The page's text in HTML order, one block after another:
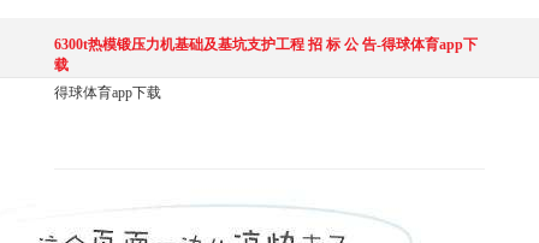
6300t热模锻压力机基础及基坑支护工程 招 标 公 告-得球体育app下
载
得球体育app下载